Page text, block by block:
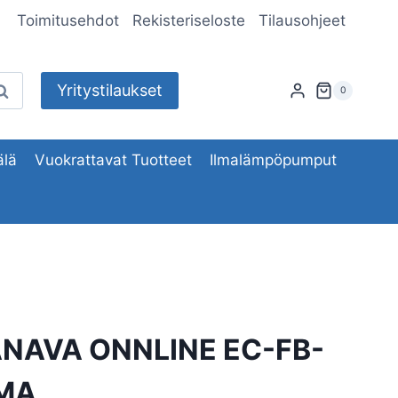
Toimitusehdot Rekisteriseloste Tilausohjeet
Yritystilaukset 0
Vuokrattavat Tuotteet Ilmalämpöpumput
ONNLINE EC-FB-